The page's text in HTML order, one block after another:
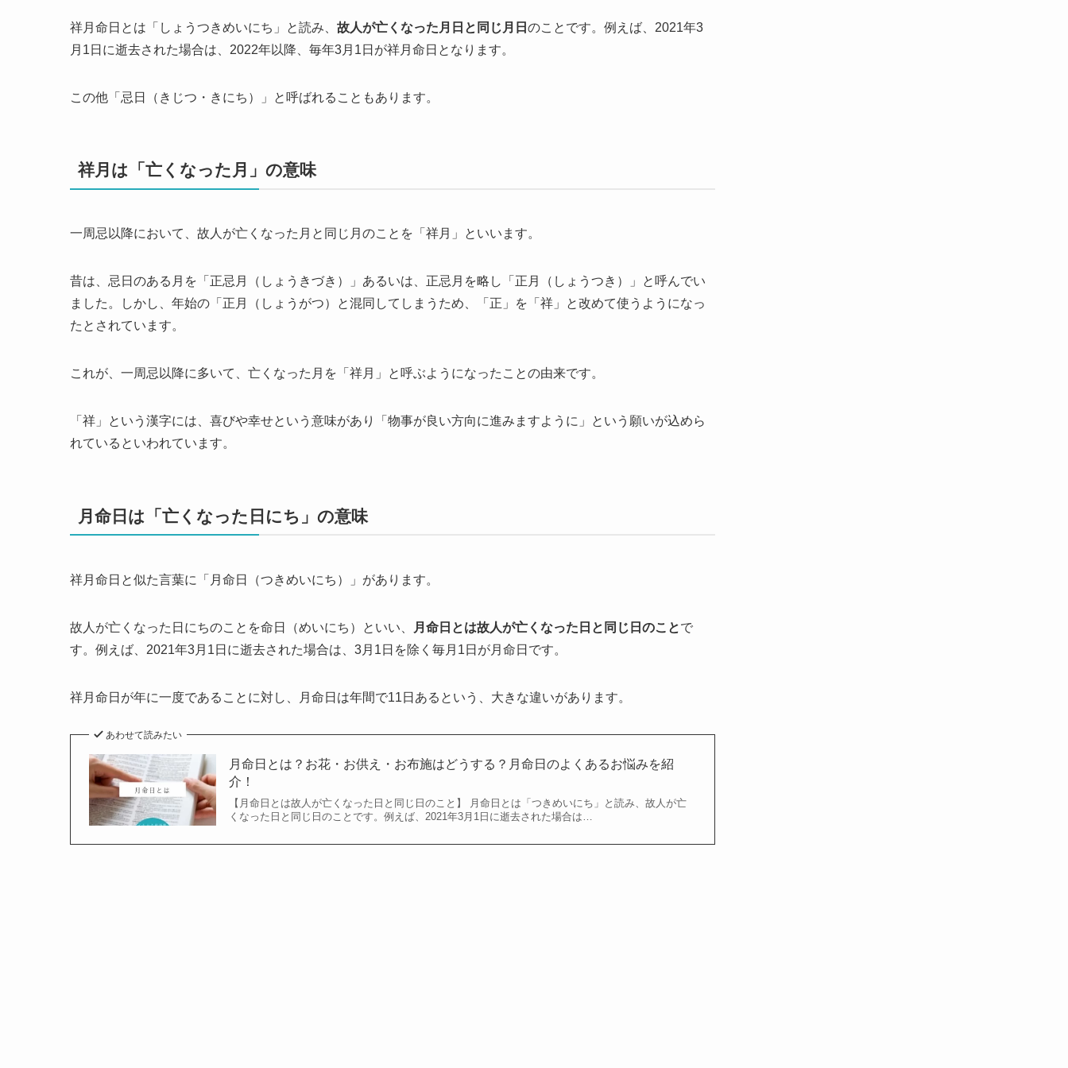
祥月命日とは「しょうつきめいにち」と読み、 故人が亡くなった月日と同じ月日 のことです。例えば、2021年3
月1日に逝去された場合は、2022年以降、毎年3月1日が祥月命日となります。
この他「忌日（きじつ・きにち）」と呼ばれることもあります。
祥月は「亡くなった月」の意味
一周忌以降において、故人が亡くなった月と同じ月のことを「祥月」といいます。
昔は、忌日のある月を「正忌月（しょうきづき）」あるいは、正忌月を略し「正月（しょうつき）」と呼んでい
ました。しかし、年始の「正月（しょうがつ）と混同してしまうため、「正」を「祥」と改めて使うようになっ
たとされています。
これが、一周忌以降に多いて、亡くなった月を「祥月」と呼ぶようになったことの由来です。
「祥」という漢字には、喜びや幸せという意味があり「物事が良い方向に進みますように」という願いが込めら
れているといわれています。
月命日は「亡くなった日にち」の意味
祥月命日と似た言葉に「月命日（つきめいにち）」があります。
故人が亡くなった日にちのことを命日（めいにち）といい、 月命日とは故人が亡くなった日と同じ日のことで
す。例えば、2021年3月1日に逝去された場合は、3月1日を除く毎月1日が月命日です。
祥月命日が年に一度であることに対し、月命日は年間で11日あるという、大きな違いがあります。
あわせて読みたい
月命日とは？お花・お供え・お布施はどうする？月命日のよくあるお悩みを紹
介！
【月命日とは故人が亡くなった日と同じ日のこと】 月命日とは「つきめいにち」と読み、故人が亡
くなった日と同じ日のことです。例えば、2021年3月1日に逝去された場合は…